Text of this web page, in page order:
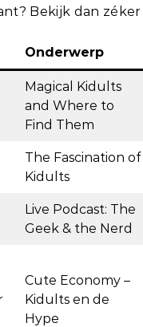
Bekijk dan
Onderwerp
Magical Kidults
and Where to
Find Them
The Fascination of
Kidults
Live Podcast: The
Geek & the Nerd
Cute Economy –
Kidults en de
Hype